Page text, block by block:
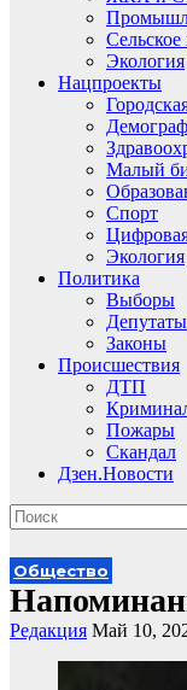
Сельское
Экология
Нацпроекты
Малый
Спорт
Экология
Политика
Выборы
Депутаты
Законы
Происшествия
ДТП
Пожары
Скандал
Дзен.Новости
Общество
Редакция Май 10,